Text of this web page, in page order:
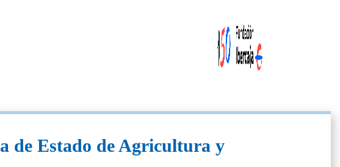
de Estado de Agricultura y